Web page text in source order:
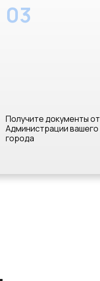
03
Получите документы от
Администрации вашего
города